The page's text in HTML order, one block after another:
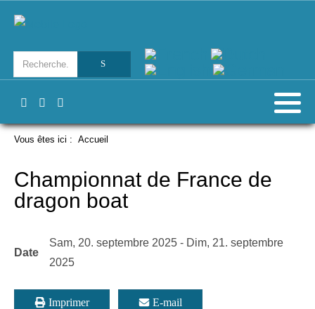
Vous êtes ici : Accueil
Championnat de France de
dragon boat
Date
Sam, 20. septembre 2025 - Dim, 21. septembre
2025
Imprimer E-mail